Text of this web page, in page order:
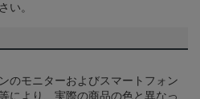
い。
のモニターおよびスマートフォン
により、実際の商品の色と異なっ